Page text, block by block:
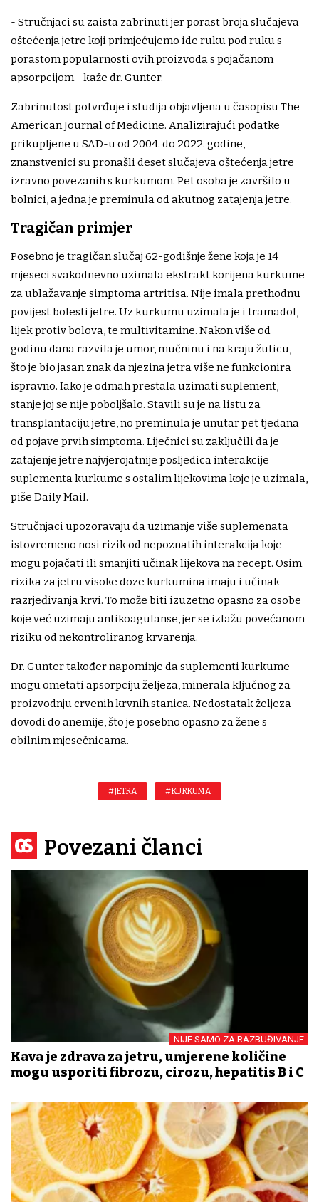
- Stručnjaci su zaista zabrinuti jer porast broja slučajeva
oštećenja jetre koji primjećujemo ide ruku pod ruku s
porastom popularnosti ovih proizvoda s pojačanom
apsorpcijom - kaže dr. Gunter.
Zabrinutost potvrđuje i studija objavljena u časopisu The
American Journal of Medicine. Analizirajući podatke
prikupljene u SAD-u od 2004. do 2022. godine,
znanstvenici su pronašli deset slučajeva oštećenja jetre
izravno povezanih s kurkumom. Pet osoba je završilo u
bolnici, a jedna je preminula od akutnog zatajenja jetre.
Tragičan primjer
Posebno je tragičan slučaj 62-godišnje žene koja je 14
mjeseci svakodnevno uzimala ekstrakt korijena kurkume
za ublažavanje simptoma artritisa. Nije imala prethodnu
povijest bolesti jetre. Uz kurkumu uzimala je i tramadol,
lijek protiv bolova, te multivitamine. Nakon više od
godinu dana razvila je umor, mučninu i na kraju žuticu,
što je bio jasan znak da njezina jetra više ne funkcionira
ispravno. Iako je odmah prestala uzimati suplement,
stanje joj se nije poboljšalo. Stavili su je na listu za
transplantaciju jetre, no preminula je unutar pet tjedana
od pojave prvih simptoma. Liječnici su zaključili da je
zatajenje jetre najvjerojatnije posljedica interakcije
suplementa kurkume s ostalim lijekovima koje je uzimala,
piše Daily Mail.
Stručnjaci upozoravaju da uzimanje više suplemenata
istovremeno nosi rizik od nepoznatih interakcija koje
mogu pojačati ili smanjiti učinak lijekova na recept. Osim
rizika za jetru visoke doze kurkumina imaju i učinak
razrjeđivanja krvi. To može biti izuzetno opasno za osobe
koje već uzimaju antikoagulanse, jer se izlažu povećanom
riziku od nekontroliranog krvarenja.
Dr. Gunter također napominje da suplementi kurkume
mogu ometati apsorpciju željeza, minerala ključnog za
proizvodnju crvenih krvnih stanica. Nedostatak željeza
dovodi do anemije, što je posebno opasno za žene s
obilnim mjesečnicama.
#JETRA #KURKUMA
Povezani članci
NIJE SAMO ZA RAZBUĐIVANJE
Kava je zdrava za jetru, umjerene količine
mogu usporiti fibrozu, cirozu, hepatitis B i C